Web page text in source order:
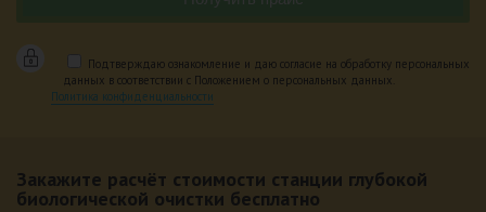
Подтверждаю ознакомление и даю согласие на обработку персональных
данных в соответствии с Положением о персональных данных.
Политика конфиденциальности
Закажите расчёт стоимости станции глубокой
биологической очистки бесплатно